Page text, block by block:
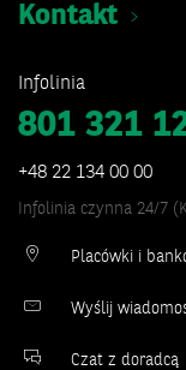
Kontakt
Infolinia
801 321
+48 22 134 00 00
Infolinia czynna 24/7
Placówki i
Wyślij
Czat z doradcą